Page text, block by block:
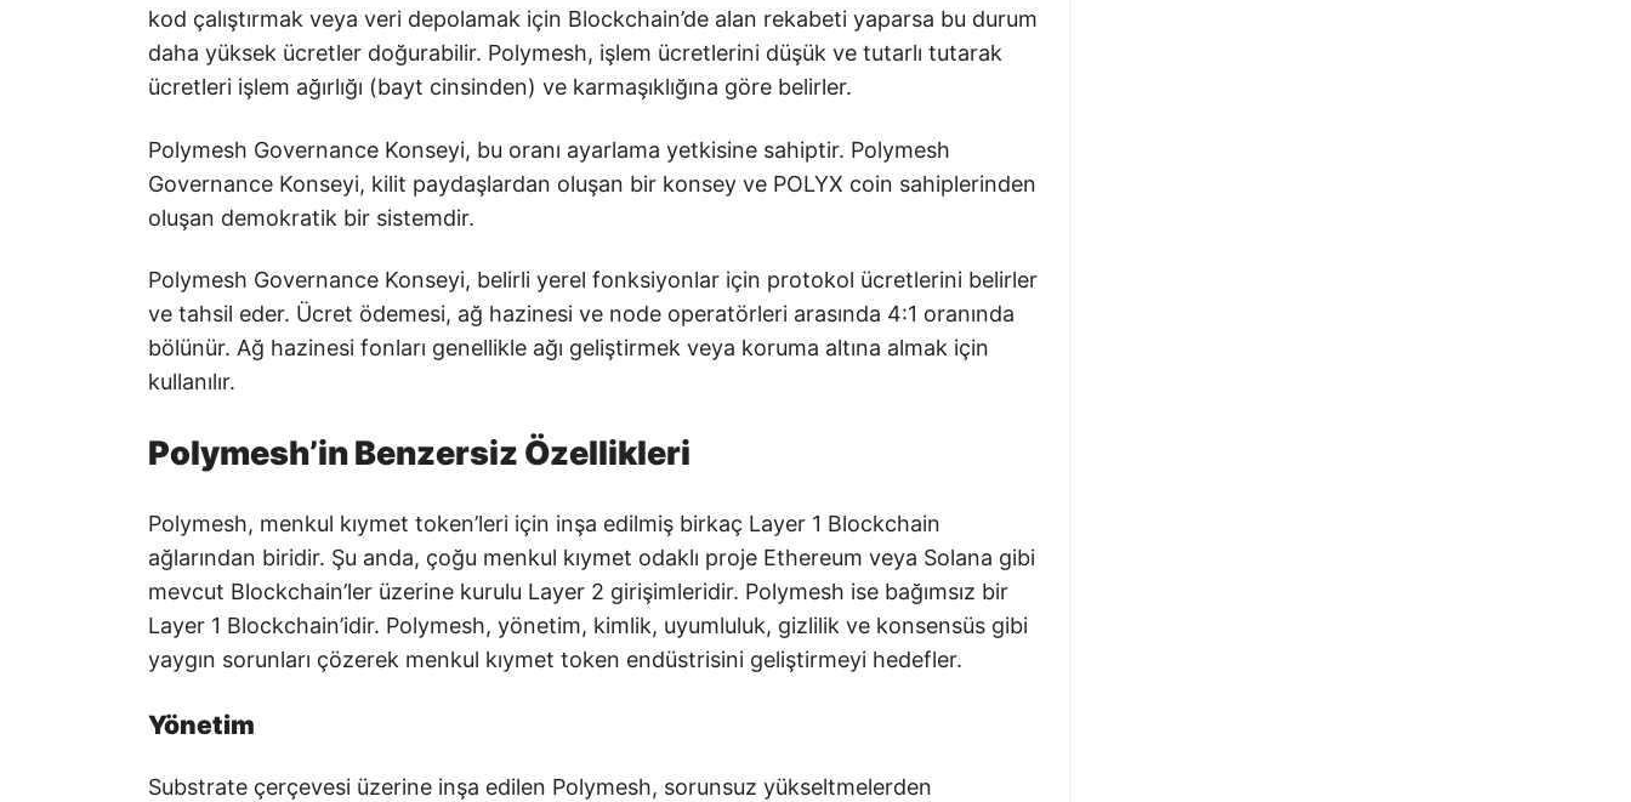
kod çalıştırmak veya veri depolamak için Blockchain’de alan rekabeti yaparsa bu durum
daha yüksek ücretler doğurabilir. Polymesh, işlem ücretlerini düşük ve tutarlı tutarak
ücretleri işlem ağırlığı (bayt cinsinden) ve karmaşıklığına göre belirler.
Polymesh Governance Konseyi, bu oranı ayarlama yetkisine sahiptir. Polymesh
Governance Konseyi, kilit paydaşlardan oluşan bir konsey ve POLYX coin sahiplerinden
oluşan demokratik bir sistemdir.
Polymesh Governance Konseyi, belirli yerel fonksiyonlar için protokol ücretlerini belirler
ve tahsil eder. Ücret ödemesi, ağ hazinesi ve node operatörleri arasında 4:1 oranında
bölünür. Ağ hazinesi fonları genellikle ağı geliştirmek veya koruma altına almak için
kullanılır.
Polymesh’in Benzersiz Özellikleri
Polymesh, menkul kıymet token’leri için inşa edilmiş birkaç Layer 1 Blockchain
ağlarından biridir. Şu anda, çoğu menkul kıymet odaklı proje Ethereum veya Solana gibi
mevcut Blockchain’ler üzerine kurulu Layer 2 girişimleridir. Polymesh ise bağımsız bir
Layer 1 Blockchain’idir. Polymesh, yönetim, kimlik, uyumluluk, gizlilik ve konsensüs gibi
yaygın sorunları çözerek menkul kıymet token endüstrisini geliştirmeyi hedefler.
Yönetim
Substrate çerçevesi üzerine inşa edilen Polymesh, sorunsuz yükseltmelerden